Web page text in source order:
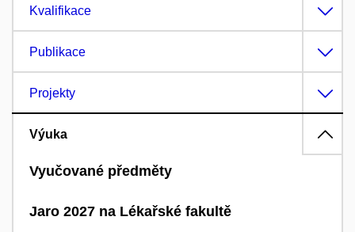
Kvalifikace
Publikace
Projekty
Výuka
Vyučované předměty
Jaro 2027 na Lékařské fakultě